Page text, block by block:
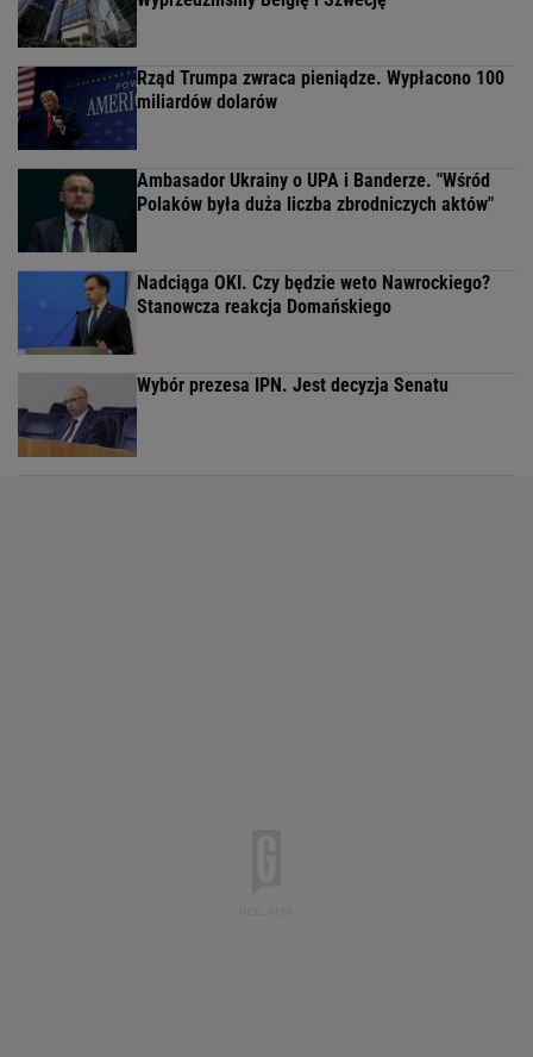
Rząd Trumpa zwraca pieniądze. Wypłacono 100
miliardów dolarów
Ambasador Ukrainy o UPA i Banderze. "Wśród
Polaków była duża liczba zbrodniczych aktów"
Nadciąga OKI. Czy będzie weto Nawrockiego?
Stanowcza reakcja Domańskiego
Wybór prezesa IPN. Jest decyzja Senatu